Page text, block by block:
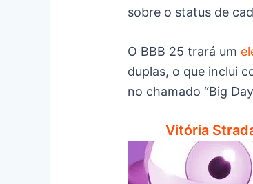
sobre o status de
O BBB 25 trará um
duplas, o que inclui
no chamado “Big
Vitória